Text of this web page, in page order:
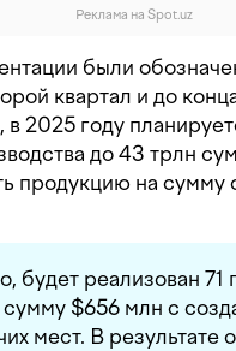
Реклама на Spot.uz
были
квартал и до
в 2025 году
до 43 трлн
продукцию на сумму
будет реализован 71
$656 млн с
мест. В результате